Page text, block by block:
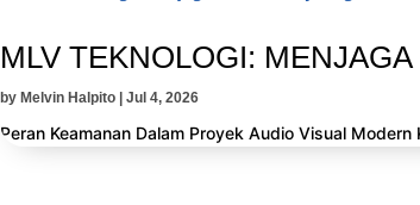
MLV TEKNOLOGI:
by Melvin Halpito Jul 4, 2026
Peran Keamanan Dalam Proyek Audio Visual